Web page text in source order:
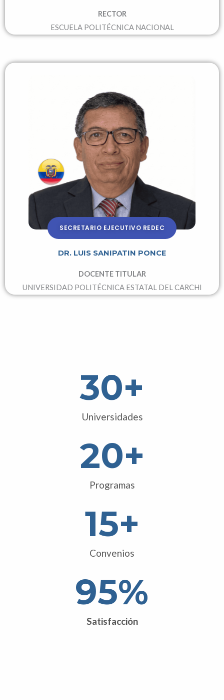
RECTOR
ESCUELA POLITÉCNICA NACIONAL
SECRETARIO EJECUTIVO REDEC
DR. LUIS SANIPATIN PONCE
DOCENTE TITULAR
UNIVERSIDAD POLITÉCNICA ESTATAL DEL CARCHI
Universidades
30+
Programas
20+
Convenios
15+
Satisfacción
95%